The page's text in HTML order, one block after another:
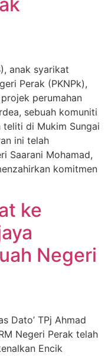
anak syarikat
Perak (PKNPk),
perumahan
sebuah komuniti
teliti di Mukim Sungai
ini telah
Saarani Mohamad,
komitmen
ke
Negeri
Dato’ TPj Ahmad
Negeri Perak telah
Encik